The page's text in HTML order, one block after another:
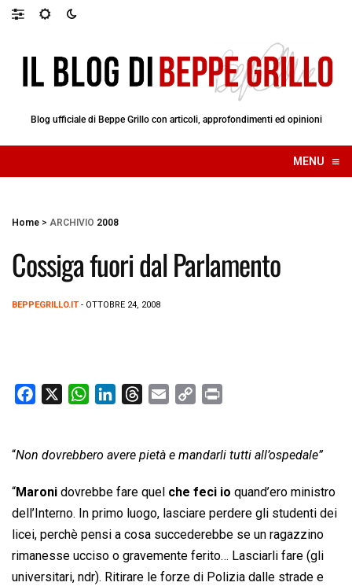
Blog ufficiale di Beppe Grillo con articoli, approfondimenti ed opinioni
MENU ≡
☰
Home > ARCHIVIO 2008
Cossiga fuori dal Parlamento
BEPPEGRILLO.IT - OTTOBRE 24, 2008
e
o
o
k
W
t
A
p
p
k
d
I
n
e
d
s
i
y
i
n
k
n
“Non dovrebbero avere pietà e mandarli tutti all’ospedale”
“Maroni dovrebbe fare quel che feci io quand’ero ministro
dell’Interno. In primo luogo, lasciare perdere gli studenti dei
licei, perchè pensi a cosa succederebbe se un ragazzino
rimanesse ucciso o gravemente ferito… Lasciarli fare (gli
universitari, ndr). Ritirare le forze di Polizia dalle strade e